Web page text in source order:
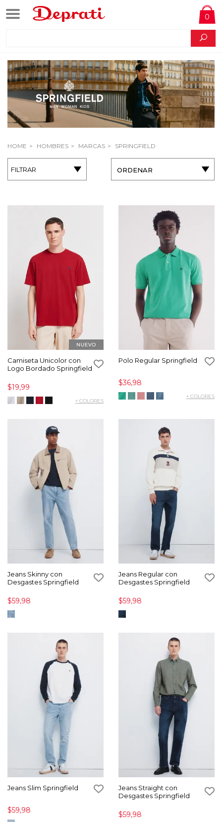
0
HOME HOMBRES MARCAS SPRINGFIELD
FILTRAR ORDENAR
Camiseta Unicolor con
Logo Bordado Springfield
$19,99
+ COLORES
Polo Regular Springfield
$36,98
+ COLORES
Jeans Skinny con
Desgastes Springfield
$59,98
Jeans Regular con
Desgastes Springfield
$59,98
Jeans Slim Springfield
$59,98
Jeans Straight con
Desgastes Springfield
$59,98